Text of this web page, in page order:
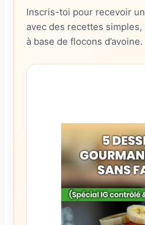
Inscris-toi pour recevoir
avec des recettes
à base de flocons d’avoine.